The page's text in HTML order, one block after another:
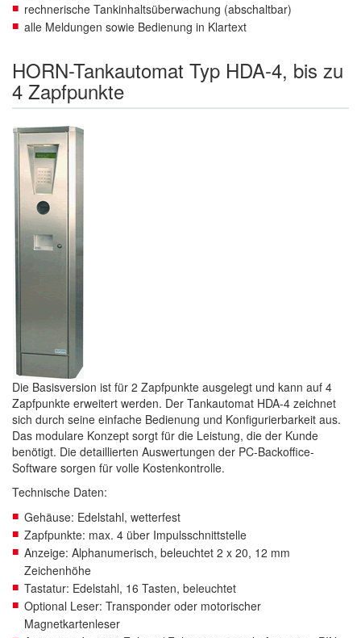
rechnerische Tankinhaltsüberwachung (abschaltbar)
alle Meldungen sowie Bedienung in Klartext
HORN-Tankautomat Typ HDA-4, bis zu
4 Zapfpunkte
Die Basisversion ist für 2 Zapfpunkte ausgelegt und kann auf 4
Zapfpunkte erweitert werden. Der Tankautomat HDA-4 zeichnet
sich durch seine einfache Bedienung und Konfigurierbarkeit aus.
Das modulare Konzept sorgt für die Leistung, die der Kunde
benötigt. Die detaillierten Auswertungen der PC-Backoffice-
Software sorgen für volle Kostenkontrolle.
Technische Daten:
Gehäuse: Edelstahl, wetterfest
Zapfpunkte: max. 4 über Impulsschnittstelle
Anzeige: Alphanumerisch, beleuchtet 2 x 20, 12 mm
Zeichenhöhe
Tastatur: Edelstahl, 16 Tasten, beleuchtet
Optional Leser: Transponder oder motorischer
Magnetkartenleser